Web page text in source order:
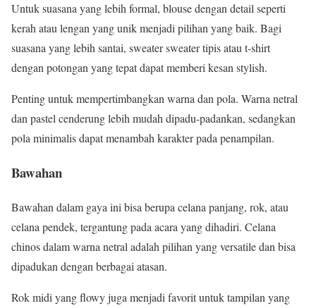
Untuk suasana yang lebih formal, blouse dengan detail seperti
kerah atau lengan yang unik menjadi pilihan yang baik. Bagi
suasana yang lebih santai, sweater sweater tipis atau t-shirt
dengan potongan yang tepat dapat memberi kesan stylish.
Penting untuk mempertimbangkan warna dan pola. Warna netral
dan pastel cenderung lebih mudah dipadu-padankan, sedangkan
pola minimalis dapat menambah karakter pada penampilan.
Bawahan
Bawahan dalam gaya ini bisa berupa celana panjang, rok, atau
celana pendek, tergantung pada acara yang dihadiri. Celana
chinos dalam warna netral adalah pilihan yang versatile dan bisa
dipadukan dengan berbagai atasan.
Rok midi yang flowy juga menjadi favorit untuk tampilan yang